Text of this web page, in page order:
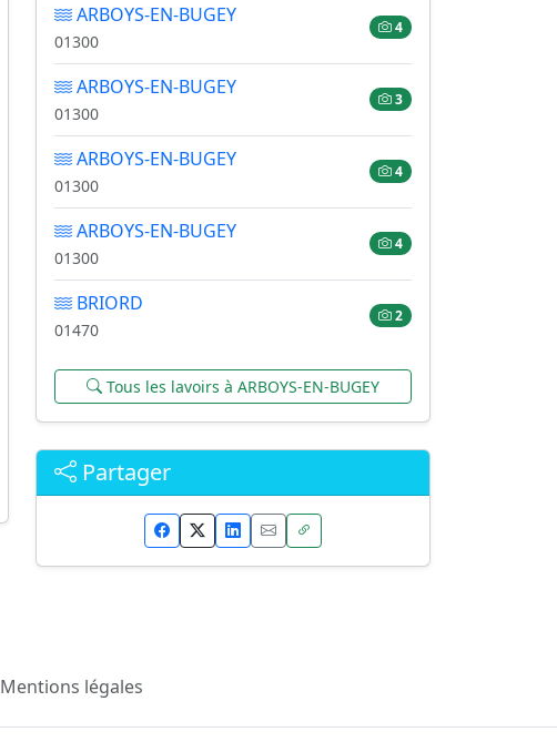
ARBOYS-EN-BUGEY
01300
4
ARBOYS-EN-BUGEY
01300
3
ARBOYS-EN-BUGEY
01300
4
ARBOYS-EN-BUGEY
01300
4
BRIORD
01470
2
Tous les lavoirs à ARBOYS-EN-BUGEY
Partager
Mentions légales